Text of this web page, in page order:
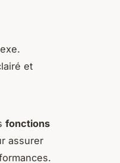
et
fonctions
assurer